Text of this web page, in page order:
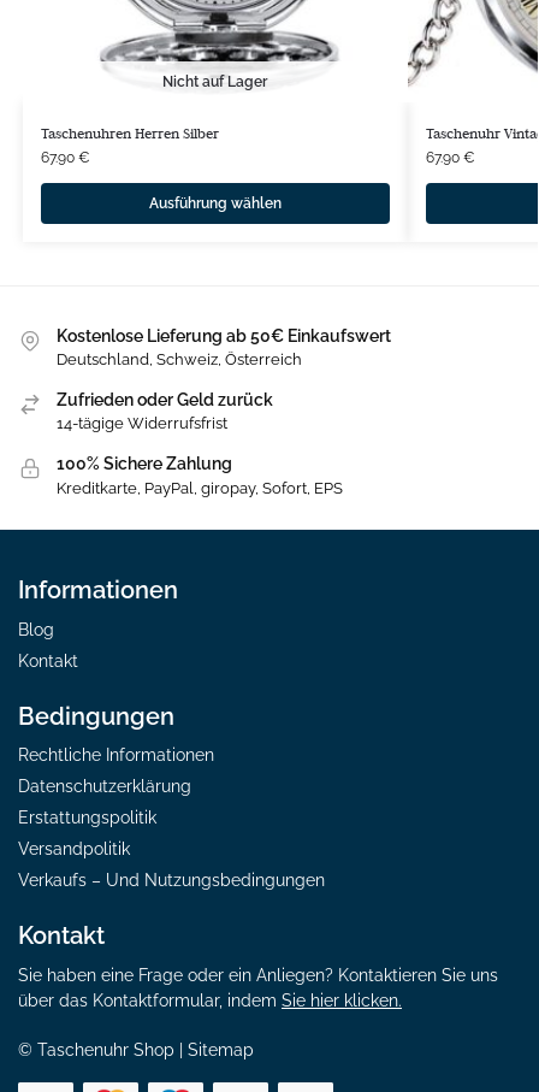
Nicht auf Lager
Taschenuhren Herren Silber
67.90 €
Ausführung wählen
Taschenuhr
67.90 €
Kostenlose Lieferung ab 50€ Einkaufswert
Deutschland, Schweiz, Österreich
Zufrieden oder Geld zurück
14-tägige Widerrufsfrist
100% Sichere Zahlung
Kreditkarte, PayPal, giropay, Sofort, EPS
Informationen
Blog
Kontakt
Bedingungen
Rechtliche Informationen
Datenschutzerklärung
Erstattungspolitik
Versandpolitik
Verkaufs – Und Nutzungsbedingungen
Kontakt
Sie haben eine Frage oder ein Anliegen? Kontaktieren Sie uns
über das Kontaktformular, indem Sie hier klicken.
© Taschenuhr Shop | Sitemap